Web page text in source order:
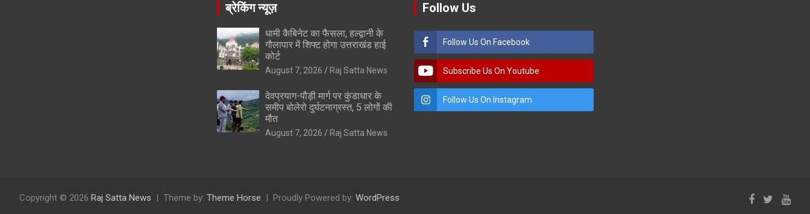
ब्रेकिंग न्यूज़
धामी कैबिनेट का फैसला, हल्द्वानी के
गौलापार में शिफ्ट होगा उत्तराखंड हाई
कोर्ट
August 7, 2026 Raj Satta News
देवप्रयाग-पौड़ी मार्ग पर कुंडाधार के
समीप बोलेरो दुर्घटनाग्रस्त, 5 लोगों की
मौत
August 7, 2026 Raj Satta News
Follow Us
Follow Us On Facebook
Subscribe Us On Youtube
Follow Us On Instagram
Copyright © 2026 Raj Satta News Theme by: Theme Horse Proudly Powered by: WordPress